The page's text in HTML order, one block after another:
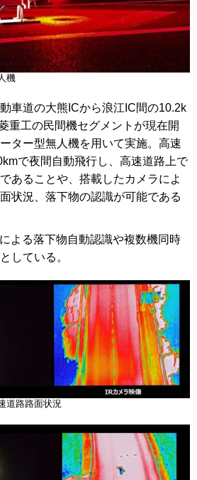
機
車道の大熊ICから浪江IC間の10.2k
重工の民間機セグメントが現在開
ター型無人機を用いて実施。高速
で夜間自動飛行し、高速道路上で
あることや、搭載したカメラによ
状況、落下物の認識が可能である
よる落下物自動認識や複数機同時
している。
道路路面状況